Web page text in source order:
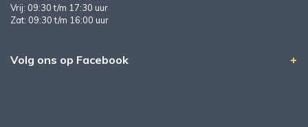
Vrij: 09:30 t/m 17:30 uur
Zat: 09:30 t/m 16:00 uur
Volg ons op Facebook